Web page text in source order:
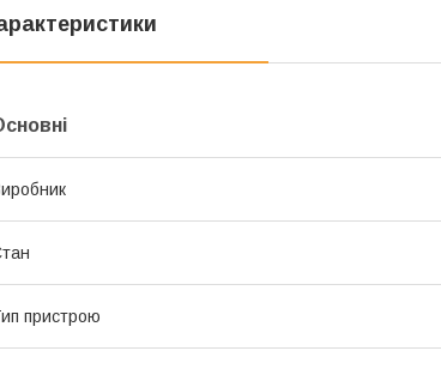
пристрою